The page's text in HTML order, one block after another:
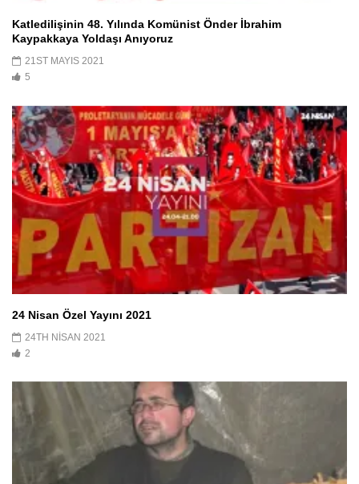
Katledilişinin 48. Yılında Komünist Önder İbrahim
Kaypakkaya Yoldaşı Anıyoruz
21ST MAYIS 2021
5
24 Nisan Özel Yayını 2021
24TH NISAN 2021
2